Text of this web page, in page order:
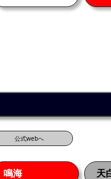
公式webへ
鳴海 天